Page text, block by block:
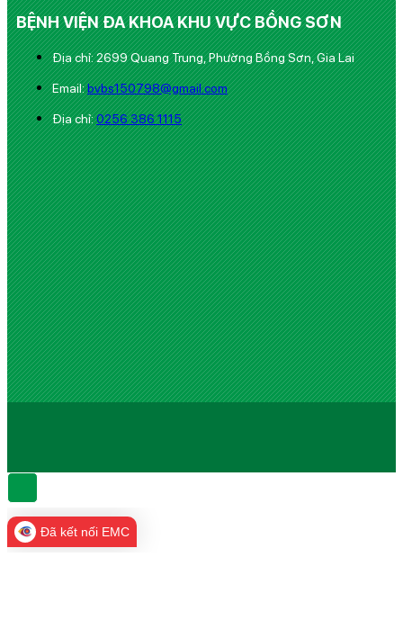
BỆNH VIỆN ĐA KHOA KHU VỰC BỒNG SƠN
Địa chỉ: 2699 Quang Trung, Phường Bồng Sơn, Gia Lai
Email:bvbs150798@gmail.com
Địa chỉ:0256 386 1115
Đã kết nối EMC